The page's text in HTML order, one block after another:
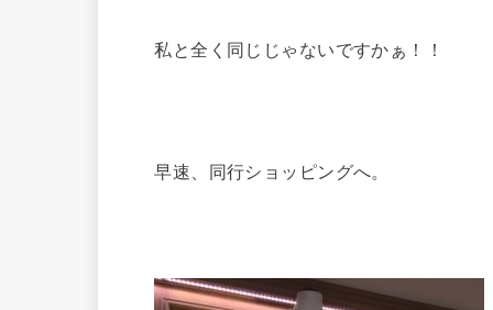
私と全く同じじゃないですかぁ！！
早速、同行ショッピングへ。